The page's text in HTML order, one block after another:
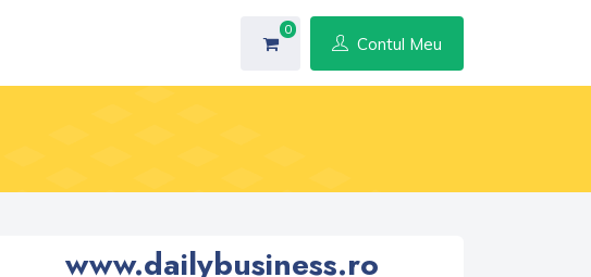
0
Contul Meu
www.dailybusiness.ro